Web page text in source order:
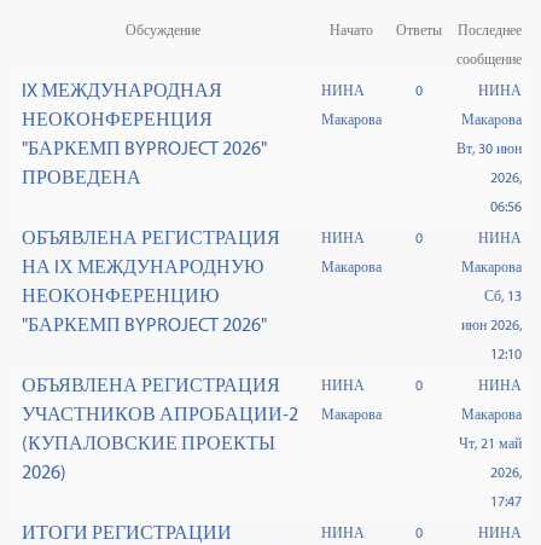
Обсуждение Начато Ответы
Последнее
сообщение
IX МЕЖДУНАРОДНАЯ
НЕОКОНФЕРЕНЦИЯ
"БАРКЕМП BYPROJECT 2026"
ПРОВЕДЕНА
НИНА
Макарова
0
НИНА
Макарова
Вт, 30 июн
2026,
06:56
ОБЪЯВЛЕНА РЕГИСТРАЦИЯ
НА IХ МЕЖДУНАРОДНУЮ
НЕОКОНФЕРЕНЦИЮ
"БАРКЕМП BYPROJECT 2026"
НИНА
Макарова
0
НИНА
Макарова
Сб, 13
июн 2026,
12:10
ОБЪЯВЛЕНА РЕГИСТРАЦИЯ
УЧАСТНИКОВ АПРОБАЦИИ-2
(КУПАЛОВСКИЕ ПРОЕКТЫ
2026)
НИНА
Макарова
0
НИНА
Макарова
Чт, 21 май
2026,
17:47
ИТОГИ РЕГИСТРАЦИИ
НИНА
0
НИНА